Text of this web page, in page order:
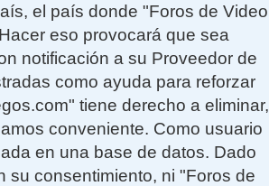
el país donde "Foros de Video
eso provocará que sea
notificación a su Proveedor de
como ayuda para reforzar
tiene derecho a eliminar,
conveniente. Como usuario
en una base de datos. Dado
su consentimiento, ni "Foros de